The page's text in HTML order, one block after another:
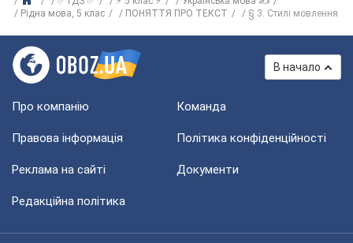
Рiдна мова, 5 клас
ПОНЯТТЯ ПРО ТЕКСТ § 3. Стилі мовлення
В начало
Про компанію Команда
Правова інформація Політика конфіденційності
Реклама на сайті Документи
Редакційна політика